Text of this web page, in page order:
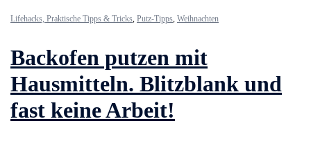
Lifehacks, Praktische Tipps & Tricks, Putz-Tipps, Weihnachten
Backofen putzen mit
Hausmitteln. Blitzblank und
fast keine Arbeit!